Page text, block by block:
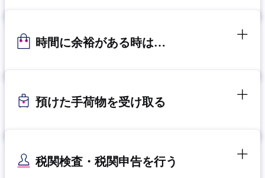
時間に余裕がある時は…
預けた手荷物を受け取る
税関検査・税関申告を行う